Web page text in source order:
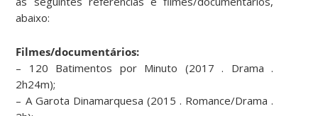
abaixo:
Filmes/documentários:
– 120 Batimentos por Minuto (2017 . Drama .
2h24m);
– A Garota Dinamarquesa (2015 . Romance/Drama .